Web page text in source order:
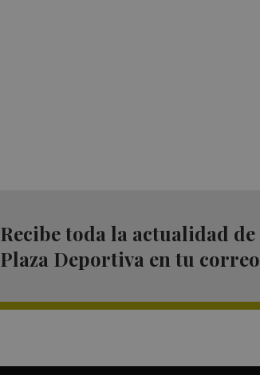
Recibe toda la actualidad de
Plaza Deportiva en tu correo